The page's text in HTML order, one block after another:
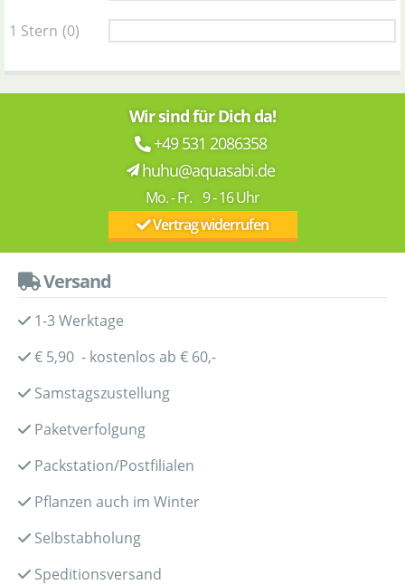
1 Stern (0)
Wir sind für Dich da!
+49 531 2086358
huhu@aquasabi.de
Mo. - Fr. 9 - 16 Uhr
Vertrag widerrufen
Versand
1-3 Werktage
€ 5,90 - kostenlos ab € 60,-
Samstagszustellung
Paketverfolgung
Packstation/Postfilialen
Pflanzen auch im Winter
Selbstabholung
Speditionsversand